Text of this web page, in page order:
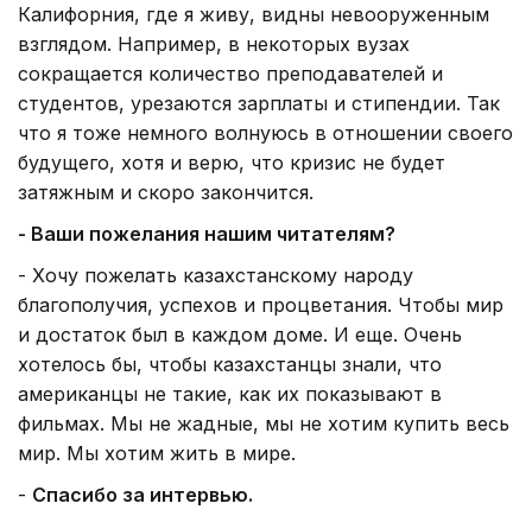
Калифорния, где я живу, видны невооруженным
взглядом. Например, в некоторых вузах
сокращается количество преподавателей и
студентов, урезаются зарплаты и стипендии. Так
что я тоже немного волнуюсь в отношении своего
будущего, хотя и верю, что кризис не будет
затяжным и скоро закончится.
- Ваши пожелания нашим читателям?
- Хочу пожелать казахстанскому народу
благополучия, успехов и процветания. Чтобы мир
и достаток был в каждом доме. И еще. Очень
хотелось бы, чтобы казахстанцы знали, что
американцы не такие, как их показывают в
фильмах. Мы не жадные, мы не хотим купить весь
мир. Мы хотим жить в мире.
- Спасибо за интервью.